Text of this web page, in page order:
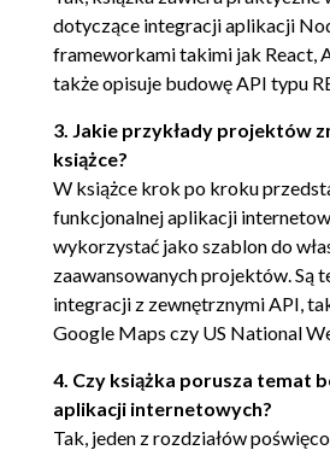
Metadane projektu 52
Moduły Node 53
Podsumowanie 54
5. Zapewnienie jakości 57
Plan zapewnienia jakości 58
QA: czy warto? 59
Logika kontra prezentacja 60
Rodzaje testów 60
Przegląd technik zapewniania
Instalowanie i konfigurowanie
dotyczące integracji aplikacji
frameworkami takimi jak React,
także opisuje budowę API typu
3. Jakie przykłady projektów
książce?
W książce krok po kroku
funkcjonalnej aplikacji
wykorzystać jako szablon do
zaawansowanych projektów. Są
integracji z zewnętrznymi API,
Google Maps czy US National
4. Czy książka porusza temat
aplikacji internetowych?
Tak, jeden z rozdziałów